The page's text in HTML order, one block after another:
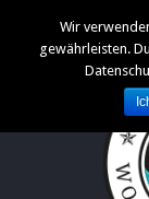
Wir
gewährleisten.